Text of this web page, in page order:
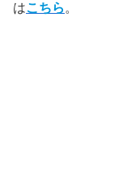
はこちら 。